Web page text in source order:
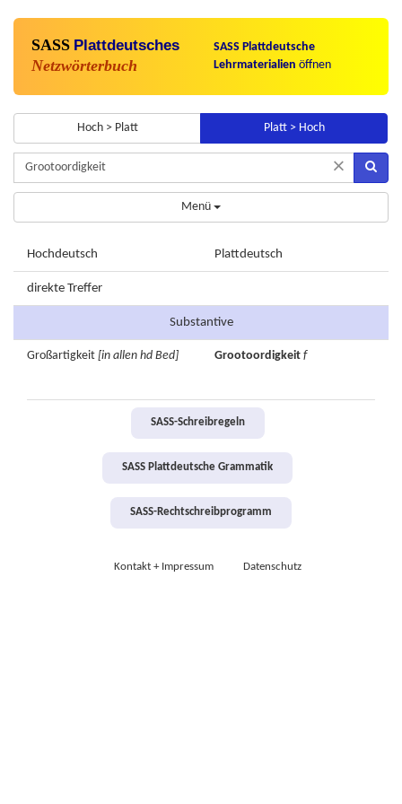
SASS Plattdeutsches
Netzwörterbuch
SASS Plattdeutsche
Lehrmaterialien öffnen
Hoch > Platt Platt > Hoch
×
Menü
Hochdeutsch Plattdeutsch
direkte Treffer
Substantive
Großartigkeit [in allen hd Bed] Grootoordigkeit f
SASS-Schreibregeln
SASS Plattdeutsche Grammatik
SASS-Rechtschreibprogramm
Kontakt + Impressum Datenschutz